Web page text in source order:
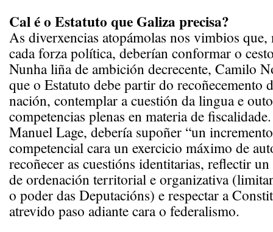
Cal é o Estatuto que Galiza precisa?
As diverxencias atopámolas nos vimbios
cada forza política, deberían conformar o
Nunha liña de ambición decrecente, Camilo
que o Estatuto debe partir do recoñecemento
nación, contemplar a cuestión da lingua e
competencias plenas en materia de
Manuel Lage, debería supoñer “un
competencial cara un exercicio máximo de
recoñecer as cuestións identitarias, reflectir
de ordenación territorial e organizativa
o poder das Deputacións) e respectar a
atrevido paso adiante cara o federalismo.